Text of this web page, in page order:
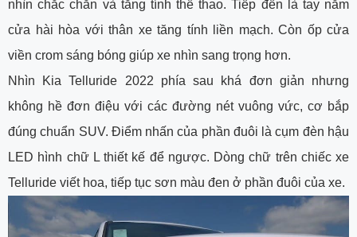
nhìn chắc chắn và tăng tính thể thao. Tiếp đến là tay nắm
cửa hài hòa với thân xe tăng tính liền mạch. Còn ốp cửa
viền crom sáng bóng giúp xe nhìn sang trọng hơn.
Nhìn Kia Telluride 2022 phía sau khá đơn giản nhưng
không hề đơn điệu với các đường nét vuông vức, cơ bắp
đúng chuẩn SUV. Điểm nhấn của phần đuôi là cụm đèn hậu
LED hình chữ L thiết kế để ngược. Dòng chữ trên chiếc xe
Telluride viết hoa, tiếp tục sơn màu đen ở phần đuôi của xe.